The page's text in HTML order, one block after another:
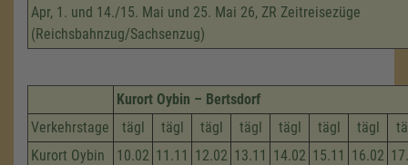
Apr, 1. und 14./15. Mai und 25. Mai 26, ZR Zeitreisezüge
(Reichsbahnzug/Sachsenzug)
Kurort Oybin – Bertsdorf
Verkehrstage
tägl tägl tägl tägl tägl tägl tägl
Kurort Oybin
10.02 11.11 12.02 13.11 14.02 15.11 16.02